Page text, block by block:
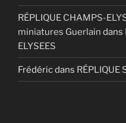
RÉPLIQUE CHAMPS-
miniatures Guerlain dans
ELYSEES
Frédéricdans RÉPLIQUE